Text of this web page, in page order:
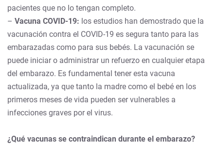
pacientes que no lo tengan completo.
– Vacuna COVID-19: los estudios han demostrado que la
vacunación contra el COVID-19 es segura tanto para las
embarazadas como para sus bebés. La vacunación se
puede iniciar o administrar un refuerzo en cualquier etapa
del embarazo. Es fundamental tener esta vacuna
actualizada, ya que tanto la madre como el bebé en los
primeros meses de vida pueden ser vulnerables a
infecciones graves por el virus.
¿Qué vacunas se contraindican durante el embarazo?